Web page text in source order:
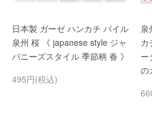
日本製 ガーゼ ハンカチ パイル
泉州 桜 《 japanese style ジャ
パニーズスタイル 季節柄 春 》
495円(税込)
泉
カ
ー
の